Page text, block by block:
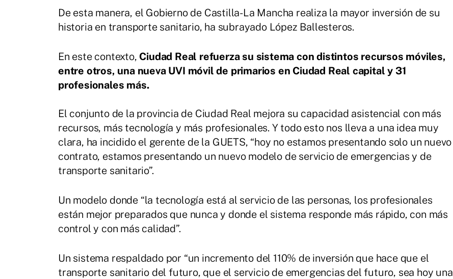
De esta manera, el Gobierno de Castilla-La Mancha realiza la mayor inversión de su
historia en transporte sanitario, ha subrayado López Ballesteros.
En este contexto, Ciudad Real refuerza su sistema con distintos recursos móviles,
entre otros, una nueva UVI móvil de primarios en Ciudad Real capital y 31
profesionales más.
El conjunto de la provincia de Ciudad Real mejora su capacidad asistencial con más
recursos, más tecnología y más profesionales. Y todo esto nos lleva a una idea muy
clara, ha incidido el gerente de la GUETS, “hoy no estamos presentando solo un nuevo
contrato, estamos presentando un nuevo modelo de servicio de emergencias y de
transporte sanitario”.
Un modelo donde “la tecnología está al servicio de las personas, los profesionales
están mejor preparados que nunca y donde el sistema responde más rápido, con más
control y con más calidad”.
Un sistema respaldado por “un incremento del 110% de inversión que hace que el
transporte sanitario del futuro, que el servicio de emergencias del futuro, sea hoy una